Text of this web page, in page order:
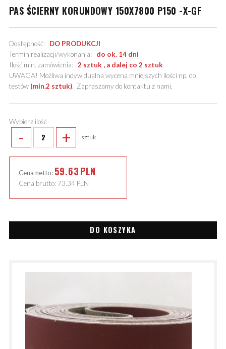
PAS ŚCIERNY KORUNDOWY 150X7800 P150 -X-GF
Dostępność: DO PRODUKCJI
Termin realizacji/wykonania: do ok. 14 dni
Ilość min. zamówienia: 2 sztuk , a dalej co 2 sztuk
UWAGA! Możliwa indywidualna wycena mniejszych ilości np. do
testów (min.2 sztuk). Zapraszamy do kontaktu z nami.
Wybierz ilość
- + sztuk
Cena netto: 59.63PLN
Cena brutto: 73.34 PLN
DO KOSZYKA